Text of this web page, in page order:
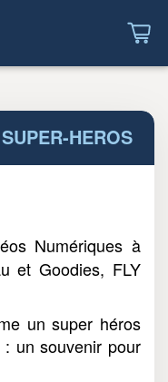
HEROS
Numériques à
et Goodies, FLY
un super héros
: un souvenir pour